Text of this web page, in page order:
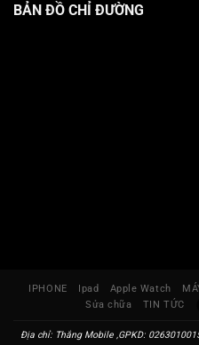
BẢN ĐỒ CHỈ ĐƯỜNG
IPHONE Ipad Apple Watch
Sửa chữa
TIN TỨC
Địa chỉ: Thắng Mobile ,GPKD: